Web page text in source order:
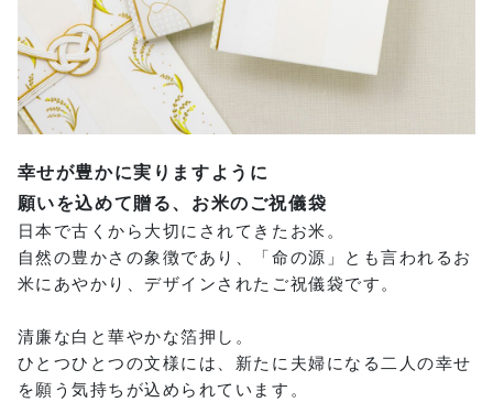
幸せが豊かに実りますように
願いを込めて贈る、お米のご祝儀袋
日本で古くから大切にされてきたお米。
自然の豊かさの象徴であり、「命の源」とも言われるお
米にあやかり、デザインされたご祝儀袋です。
清廉な白と華やかな箔押し。
ひとつひとつの文様には、新たに夫婦になる二人の幸せ
を願う気持ちが込められています。